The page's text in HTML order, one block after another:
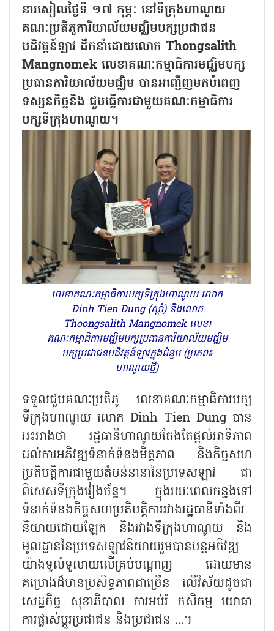
នារសៀលថ្ងៃទី ១៧ កុម្ភៈ នៅទីក្រុងហាណូយ
គណៈប្រតិភូការិយាល័យមជ្ឈិមបក្សប្រជាជន
បដិវត្តន៍ឡាវ ដឹកនាំដោយលោក Thongsalith
Mangnomek លេខាគណៈកម្មាធិការមជ្ឈិមបក្ស
ប្រធានការិយាល័យមជ្ឈិម បានអញ្ជើញមកបំពេញ
ទស្សនកិច្ចនិង ជួបធ្វើការជាមួយគណៈកម្មាធិការ
បក្សទីក្រុងហាណូយ។
លេខាគណៈកម្មាធិការបក្សទីក្រុងហាណូយ លោក
Dinh Tien Dung (ស្តាំ) និងលោក
Thoongsalith Mangnomek លេខា
គណៈកម្មាធិការមជ្ឈិមបក្សប្រធានការិយាល័យមជ្ឈិម
បក្សប្រជាជនបដិវត្តន៍ឡាវក្នុងជំនួប (ប្រភព៖
ហាណូយថ្មី)
ទទួលជួបគណៈប្រតិភូ លេខាគណៈកម្មាធិការបក្ស
ទីក្រុងហាណូយ លោក Dinh Tien Dung បាន
អះអាងថា រដ្ឋធានីហាណូយតែងតែផ្តល់អាទិភាព
ដល់ការអភិវឌ្ឍទំនាក់ទំនងមិត្តភាព និងកិច្ចសហ
ប្រតិបត្តិការជាមួយតំបន់នានានៃប្រទេសឡាវ ជា
ពិសេសទីក្រុងវៀងច័ន្ទ។ ក្នុងរយៈពេលកន្លងទៅ
ទំនាក់ទំនងកិច្ចសហប្រតិបត្តិការរវាងរដ្ឋធានីទាំងពីរ
និយាយដោយឡែក និងរវាងទីក្រុងហាណូយ និង
មូលដ្ឋាននៃប្រទេសឡាវនិយាយរួមបានបន្តអភិវឌ្ឍ
យ៉ាងទូលំទូលាយលើគ្រប់បណ្តាញ ដោយមាន
គម្រោងដ៏មានប្រសិទ្ធភាពជាច្រើន លើវិស័យដូចជា
សេដ្ឋកិច្ច សុខាភិបាល ការអប់រំ កសិកម្ម យោធា
ការផ្លាស់ប្តូរប្រជាជន និងប្រជាជន ...។